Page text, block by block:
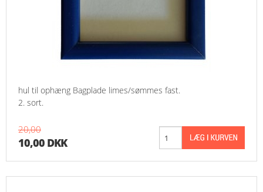
hul til ophæng Bagplade limes/sømmes fast.
2. sort.
20,00
10,00 DKK